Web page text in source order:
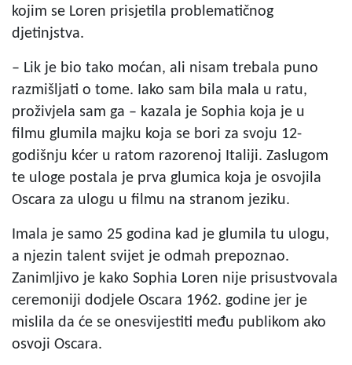
kojim se Loren prisjetila problematičnog
djetinjstva.
– Lik je bio tako moćan, ali nisam trebala puno
razmišljati o tome. Iako sam bila mala u ratu,
proživjela sam ga – kazala je Sophia koja je u
filmu glumila majku koja se bori za svoju 12-
godišnju kćer u ratom razorenoj Italiji. Zaslugom
te uloge postala je prva glumica koja je osvojila
Oscara za ulogu u filmu na stranom jeziku.
Imala je samo 25 godina kad je glumila tu ulogu,
a njezin talent svijet je odmah prepoznao.
Zanimljivo je kako Sophia Loren nije prisustvovala
ceremoniji dodjele Oscara 1962. godine jer je
mislila da će se onesvijestiti među publikom ako
osvoji Oscara.